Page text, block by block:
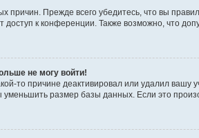
причин. Прежде всего убедитесь, что вы
доступ к конференции. Также возможно, что
не могу войти!
то причине деактивировал или удалил
размер базы данных. Если это